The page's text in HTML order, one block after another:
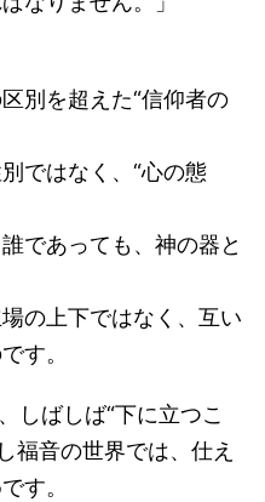
別を超えた“信仰者の
ではなく、“心の態
であっても、神の器と
の上下ではなく、互い
す。
ばしば“下に立つこ
福音の世界では、仕え
す。